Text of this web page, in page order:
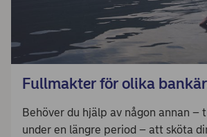
Fullmakter för olika
Behöver du hjälp av någon annan –
under en längre period – att sköta